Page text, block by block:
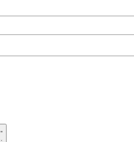
Открыть меню